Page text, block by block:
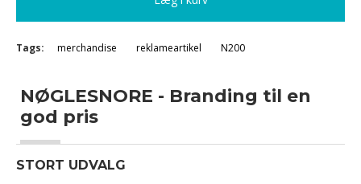
Tags: merchandise reklameartikel N200
NØGLESNORE - Branding til en
god pris
STORT UDVALG